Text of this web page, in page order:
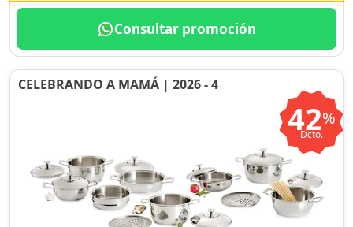
Consultar promoción
CELEBRANDO A MAMÁ | 2026 - 4
42%
Dcto.